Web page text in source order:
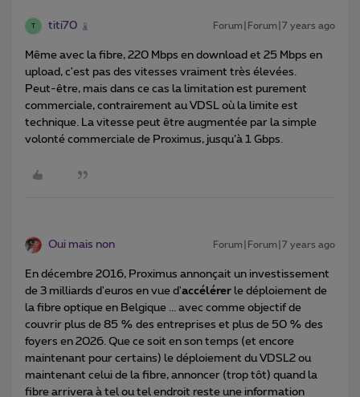
T titi70 Forum|Forum|7 years ago
Même avec la fibre, 220 Mbps en download et 25 Mbps en
upload, c'est pas des vitesses vraiment très élevées.
Peut-être, mais dans ce cas la limitation est purement
commerciale, contrairement au VDSL où la limite est
technique. La vitesse peut être augmentée par la simple
volonté commerciale de Proximus, jusqu’à 1 Gbps.
Oui mais non Forum|Forum|7 years ago
En décembre 2016, Proximus annonçait un investissement
de 3 milliards d'euros en vue d'accélérer le déploiement de
la fibre optique en Belgique ... avec comme objectif de
couvrir plus de 85 % des entreprises et plus de 50 % des
foyers en 2026. Que ce soit en son temps (et encore
maintenant pour certains) le déploiement du VDSL2 ou
maintenant celui de la fibre, annoncer (trop tôt) quand la
fibre arrivera à tel ou tel endroit reste une information